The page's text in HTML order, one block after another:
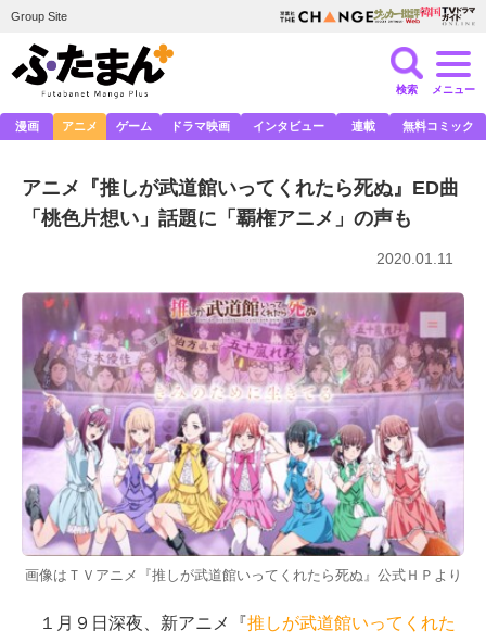
Group Site
検索 メニュー
漫画 アニメ ゲーム ドラマ映画 インタビュー 連載 無料コミック
アニメ『推しが武道館いってくれたら死ぬ』ED曲
「桃色片想い」話題に「覇権アニメ」の声も
2020.01.11
画像はＴＶアニメ『推しが武道館いってくれたら死ぬ』公式ＨＰより
１月９日深夜、新アニメ『推しが武道館いってくれた